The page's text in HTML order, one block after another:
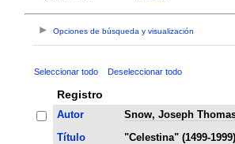
Opciones de búsqueda y visualización
Seleccionar todo Deseleccionar todo
Registro
Autor
Snow, Joseph
Título
"Celestina" (1499-